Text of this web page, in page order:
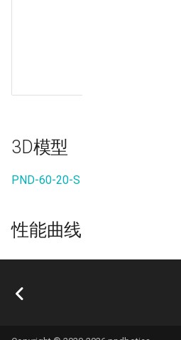
3D模型
PND-60-20-S
性能曲线